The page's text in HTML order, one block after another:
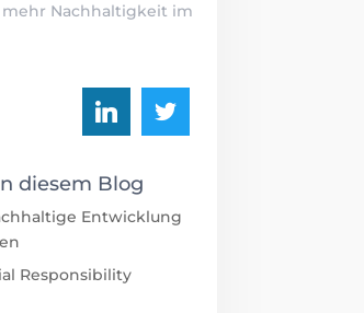
mehr Nachhaltigkeit im
diesem Blog
Entwicklung
Responsibility